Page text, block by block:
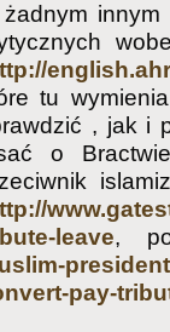
tu
, jak i
o
leave,
pay-